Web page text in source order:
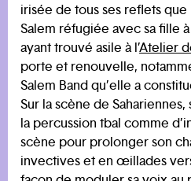
irisée de tous ses reflets
Salem réfugiée avec sa fille
ayant trouvé asile à l’Atelier
porte et renouvelle,
Salem Band qu’elle a
Sur la scène de
la percussion tbal comme
scène pour prolonger son
invectives et en œillades